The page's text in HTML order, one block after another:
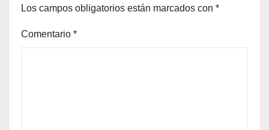
Los campos obligatorios están marcados con *
Comentario *